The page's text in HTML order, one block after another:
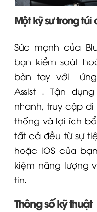
Một kỹ sư trong túi
Sức mạnh của
bạn kiểm soát
bàn tay với
Assist. Tận
nhanh, truy cập
thống và lợi ích
tất cả đều từ sự
hoặc iOS của
kiệm năng lượng
tin.
Thông số kỹ thuật